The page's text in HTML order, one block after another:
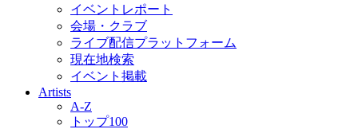
イベントレポート
会場・クラブ
ライブ配信プラットフォーム
現在地検索
イベント掲載
Artists
A-Z
トップ100